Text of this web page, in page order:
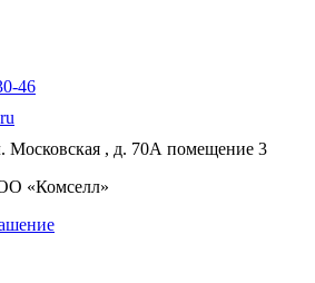
46
Московская , д. 70А помещение 3
«Комселл»